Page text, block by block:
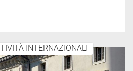
INTERNAZIONALI